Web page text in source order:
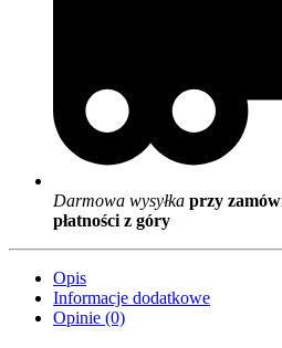
Darmowa wysyłka przy
płatności z góry
Opis
Informacje dodatkowe
Opinie (0)